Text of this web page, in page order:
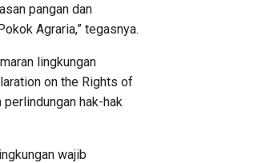
pangan dan
Agraria,” tegasnya.
lingkungan
on the Rights of
hak-hak
wajib